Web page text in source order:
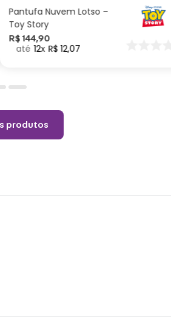
52 peças
Pantufa Nuvem Lotso –
Toy Story
R$ 144,90
12 R$ 12,07
produtos